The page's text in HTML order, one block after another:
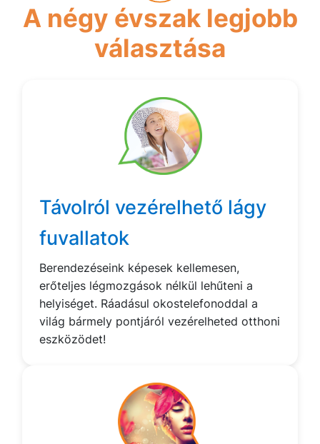
A négy évszak legjobb
választása
Távolról vezérelhető lágy
fuvallatok
Berendezéseink képesek kellemesen,
erőteljes légmozgások nélkül lehűteni a
helyiséget. Ráadásul okostelefonoddal a
világ bármely pontjáról vezérelheted otthoni
eszközödet!